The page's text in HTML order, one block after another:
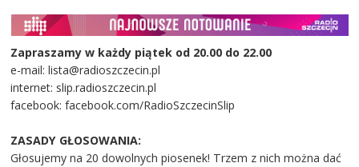
Zapraszamy w każdy piątek od 20.00 do 22.00
e-mail: lista@radioszczecin.pl
internet: slip.radioszczecin.pl
facebook: facebook.com/RadioSzczecinSlip
ZASADY GŁOSOWANIA:
Głosujemy na 20 dowolnych piosenek! Trzem z nich można dać